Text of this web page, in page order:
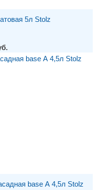
5л Stolz
base А 4,5л Stolz